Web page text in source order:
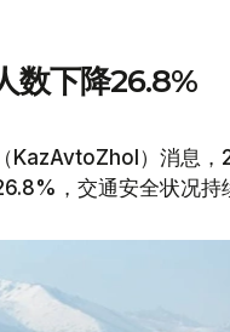
数下降26.8%
KazAvtoZhol）消息，
，交通安全状况持